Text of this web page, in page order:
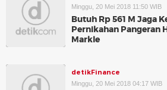
Minggu, 20 Mei 2018 11:50 WIB
Butuh Rp 561 M Jaga
Pernikahan Pangeran
Markle
detikFinance
Minggu, 20 Mei 2018 04:17 WIB